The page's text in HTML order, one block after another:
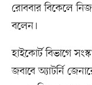
রোববার বিকেলে
বলেন।
হাইকোর্ট বিভাগে
জবাবে অ্যাটর্নি